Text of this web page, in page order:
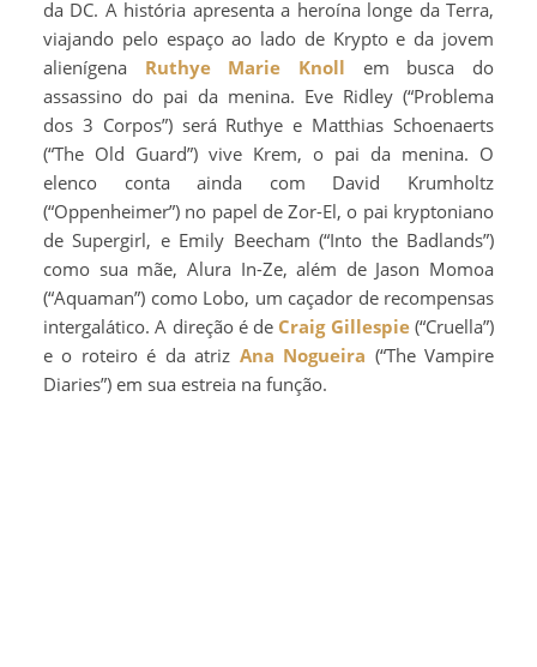
da DC. A história apresenta a heroína longe da Terra,
viajando pelo espaço ao lado de Krypto e da jovem
alienígena Ruthye Marie Knoll em busca do
assassino do pai da menina. Eve Ridley (“Problema
dos 3 Corpos”) será Ruthye e Matthias Schoenaerts
(“The Old Guard”) vive Krem, o pai da menina. O
elenco conta ainda com David Krumholtz
(“Oppenheimer”) no papel de Zor-El, o pai kryptoniano
de Supergirl, e Emily Beecham (“Into the Badlands”)
como sua mãe, Alura In-Ze, além de Jason Momoa
(“Aquaman”) como Lobo, um caçador de recompensas
intergalático. A direção é de Craig Gillespie(“Cruella”)
e o roteiro é da atriz Ana Nogueira (“The Vampire
Diaries”) em sua estreia na função.